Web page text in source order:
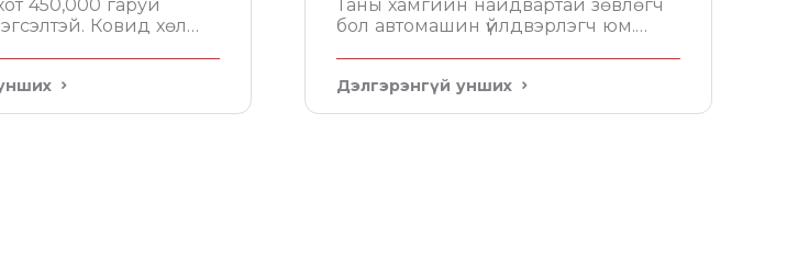
450,000 гаруй
Ковид хөл
сул зогсож
нэг анхаарах зүйл нь
Таны хамгийн найдвартай зөвлөгч
бол автомашин үйлдвэрлэгч юм.
бичсэн байдаг. Уг зөвлөмжийн
дагуу тосоо сонгох хэрэгтэй.
Дэлгэрэнгүй унших